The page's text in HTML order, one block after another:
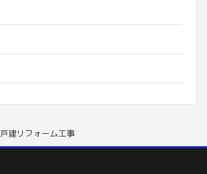
戸建リフォーム工事